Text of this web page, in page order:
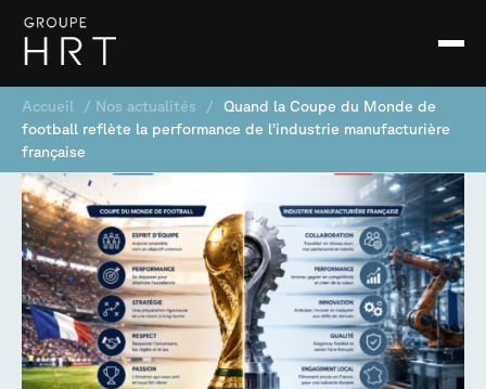
Accueil / Nos actualités /
Quand la Coupe du Monde de
football reflète la performance de l’industrie manufacturière
française